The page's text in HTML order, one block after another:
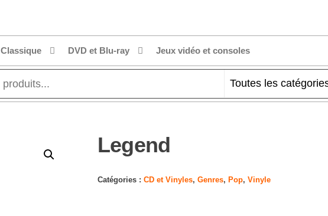
Classique DVD et Blu-ray Jeux vidéo et consoles
Legend
Catégories : CD et Vinyles, Genres, Pop, Vinyle